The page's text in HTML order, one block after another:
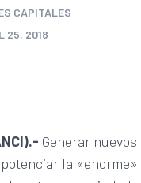
CAPITALES
25, 2018
Generar nuevos
la «enorme»